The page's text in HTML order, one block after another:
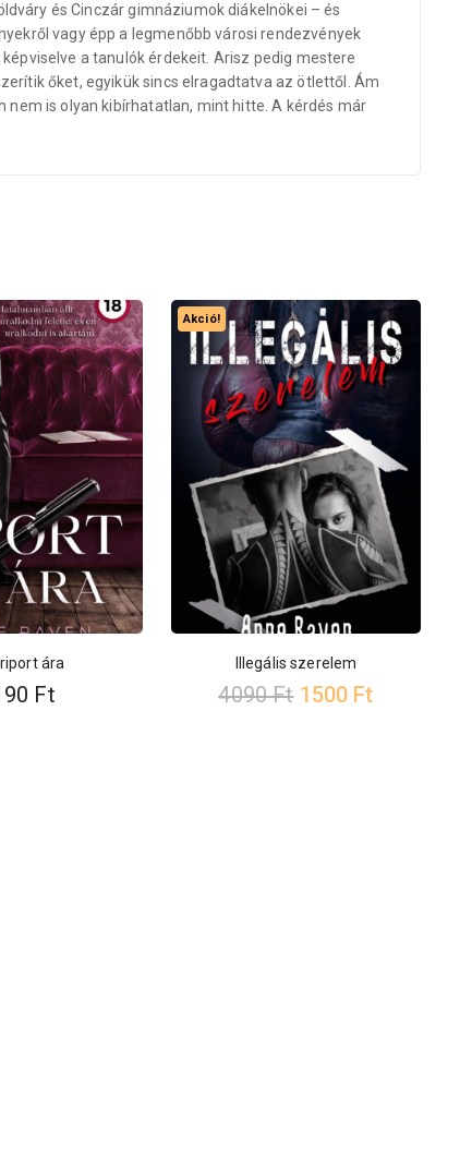
és Cinczár gimnáziumok diákelnökei – és
vagy épp a legmenőbb városi rendezvények
a tanulók érdekeit. Arisz pedig mestere
őket, egyikük sincs elragadtatva az ötlettől. Ám
nem is olyan kibírhatatlan, mint hitte. A kérdés már
ára
Ft
Akció!
Illegális szerelem
4090Ft 1500 Ft